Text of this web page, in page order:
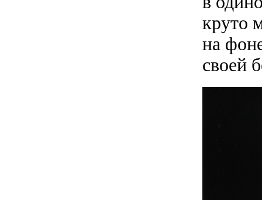
круто
на
своей